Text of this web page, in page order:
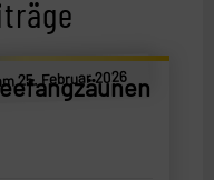
25. Februar 2026